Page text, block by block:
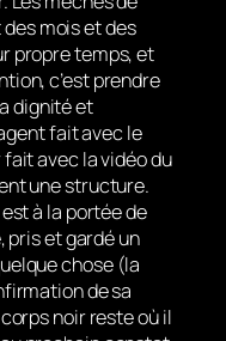
mois et des
propre temps, et
c’est prendre
dignité et
fait avec le
avec la vidéo du
une structure.
à la portée de
pris et gardé un
chose (la
de sa
noir reste où il